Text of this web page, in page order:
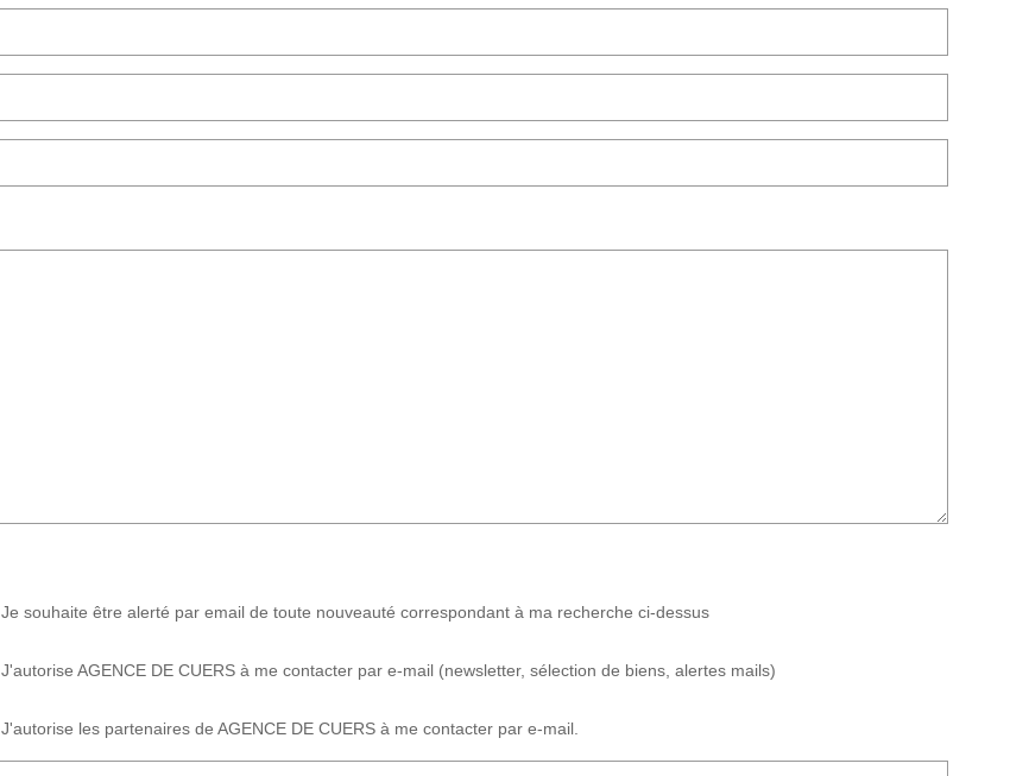
Je souhaite être alerté par email de toute nouveauté correspondant à ma recherche ci-dessus
J'autorise AGENCE DE CUERS à me contacter par e-mail (newsletter, sélection de biens, alertes mails)
J'autorise les partenaires de AGENCE DE CUERS à me contacter par e-mail.